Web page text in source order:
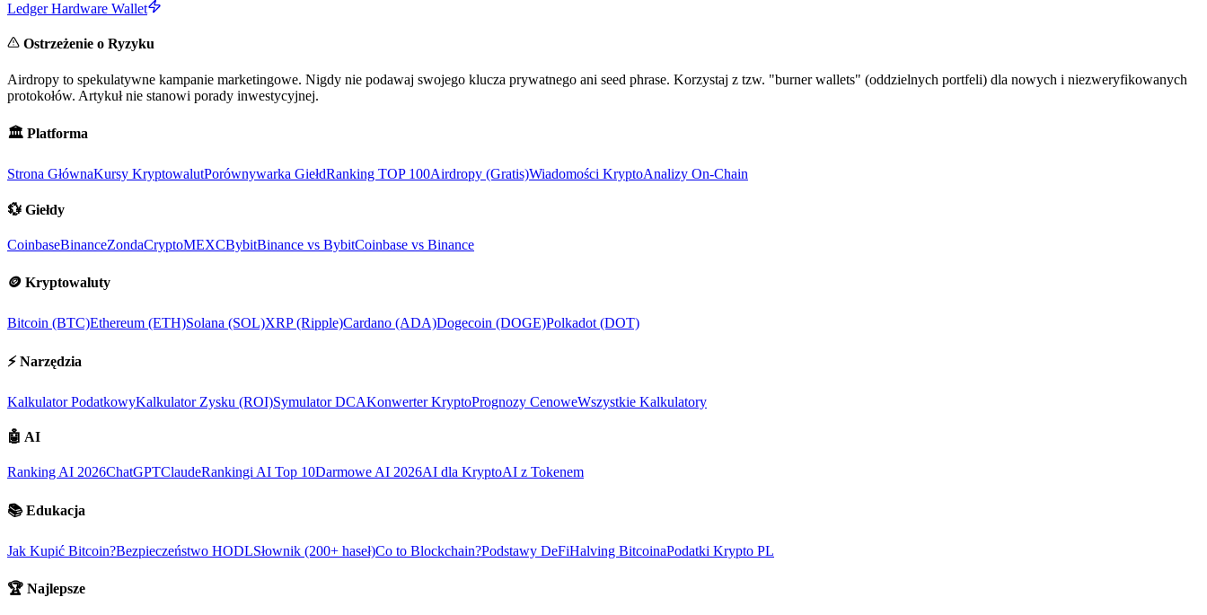
Ledger Hardware Wallet
Ostrzeżenie o Ryzyku
Airdropy to spekulatywne kampanie marketingowe. Nigdy nie podawaj swojego klucza prywatnego ani seed phrase. Korzystaj z tzw. "burner wallets" (oddzielnych portfeli) dla nowych i niezweryfikowanych
protokołów. Artykuł nie stanowi porady inwestycyjnej.
🏛️ Platforma
Strona GłównaKursy KryptowalutPorównywarka GiełdRanking TOP 100Airdropy (Gratis)Wiadomości KryptoAnalizy On-Chain
💱 Giełdy
CoinbaseBinanceZondaCryptoMEXCBybitBinance vs BybitCoinbase vs Binance
🪙 Kryptowaluty
Bitcoin (BTC)Ethereum (ETH)Solana (SOL)XRP (Ripple)Cardano (ADA)Dogecoin (DOGE)Polkadot (DOT)
⚡ Narzędzia
Kalkulator PodatkowyKalkulator Zysku (ROI)Symulator DCAKonwerter KryptoPrognozy CenoweWszystkie Kalkulatory
🤖 AI
Ranking AI 2026ChatGPTClaudeRankingi AI Top 10Darmowe AI 2026AI dla KryptoAI z Tokenem
📚 Edukacja
Jak Kupić Bitcoin?Bezpieczeństwo HODLSłownik (200+ haseł)Co to Blockchain?Podstawy DeFiHalving BitcoinaPodatki Krypto PL
🏆 Najlepsze